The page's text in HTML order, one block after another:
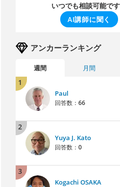
いつでも相談可能です
AI講師に聞く
アンカーランキング
週間 月間
1
Paul
回答数： 66
2
Yuya J. Kato
回答数： 0
3
Kogachi OSAKA